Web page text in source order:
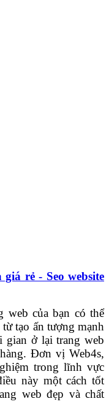
rẻ - Seo website
web của bạn có thể
tạo ấn tượng mạnh
gian ở lại trang web
Đơn vị Web4s,
trong lĩnh vực
này một cách tốt
web đẹp và chất